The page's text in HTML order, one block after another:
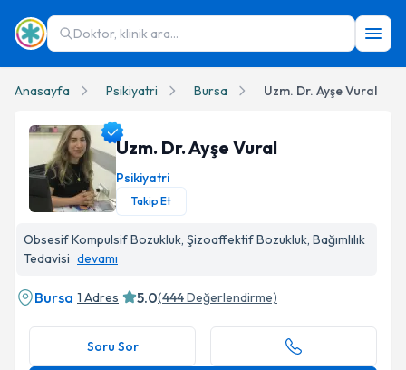
Doktor, klinik ara...
Anasayfa Psikiyatri Bursa Uzm. Dr. Ayşe Vural
Uzm. Dr. Ayşe Vural
Psikiyatri
Takip Et
Obsesif Kompulsif Bozukluk, Şizoaffektif Bozukluk, Bağımlılık
Tedavisi devamı
Bursa 1 Adres 5.0(444Değerlendirme)
Soru Sor